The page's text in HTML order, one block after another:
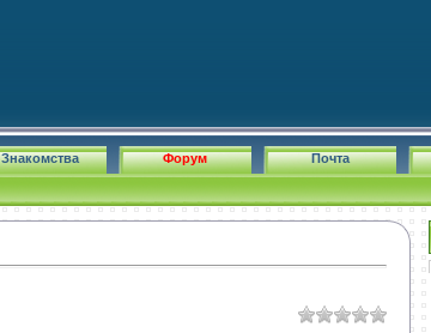
Почта
Форум
Знакомства